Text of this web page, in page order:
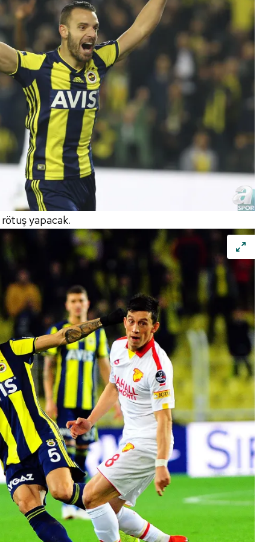
çerezlerle ilgili bilgi almak için lütfentıklayınız.
yapacak.